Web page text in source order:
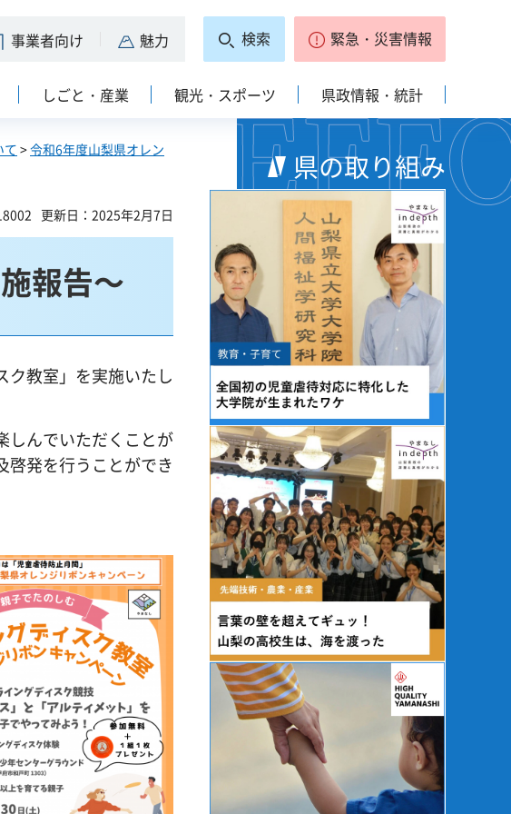
事業者向け 魅力 検索 緊急・災害情報
しごと・産業 観光・スポーツ 県政情報・統計
て>令和6年度山梨県オレン
更新日：2025年2月7日
報告～
教室」を実施いたし
しんでいただくことが
啓発を行うことができ
県の取り組み